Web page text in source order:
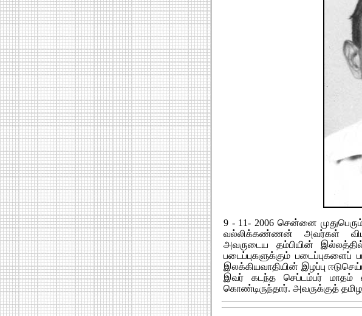
9 - 11- 2006 சென்னை
வல்லிக்கண்ணன் அவர்கள்
அவருடைய தம்பியின்
படைப்புகளுக்கும்
இலக்கியவாதியின் இழப்பு
இவர் கடந்த செப்டம்பர் மாதம்
கொண்டிருந்தார். அவருக்குத்